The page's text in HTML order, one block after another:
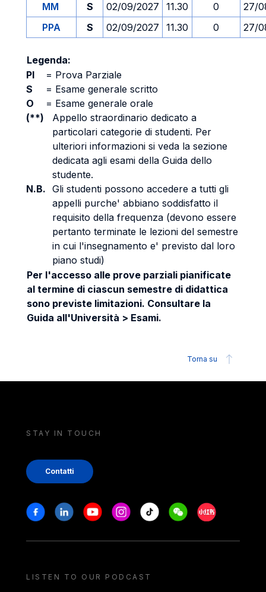
MM S 02/09/2027 11.30 0
27/
PPA
S 02/09/2027 11.30 0 27/
Legenda:
PI
= Prova Parziale
S
= Esame generale scritto
O
= Esame generale orale
(**)
Appello straordinario dedicato a
particolari categorie di studenti. Per
ulteriori informazioni si veda la sezione
dedicata agli esami della Guida dello
studente.
N.B. Gli studenti possono accedere a tutti gli
appelli purche' abbiano soddisfatto il
requisito della frequenza (devono essere
pertanto terminate le lezioni del semestre
in cui l'insegnamento e' previsto dal loro
piano studi)
Per l'accesso alle prove parziali pianificate
al termine di ciascun semestre di didattica
sono previste limitazioni. Consultare la
Guida all'Università > Esami.
Torna su
STAY IN TOUCH
Contatti
Stay in touch
FacebookLinkedinYoutubeInstagram
Tiktok WeechatXiaohongshu/
LISTEN TO OUR PODCAST